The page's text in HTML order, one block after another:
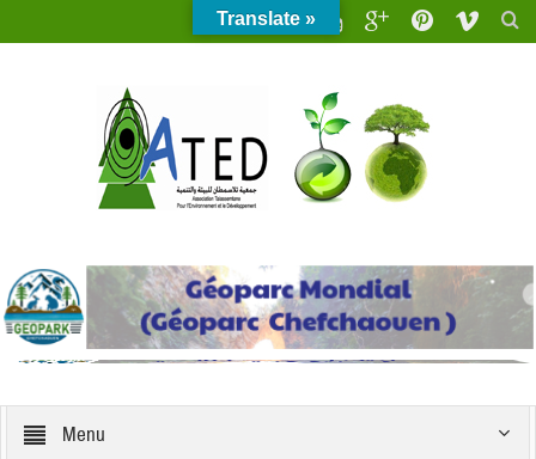
Menu
Translate »